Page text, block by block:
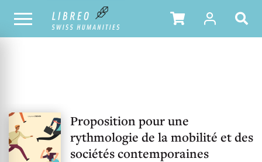
OUR CATALOGUE TABLE OF CONTENTS
Proposition pour une
rythmologie de la mobilité et des
sociétés contemporaines